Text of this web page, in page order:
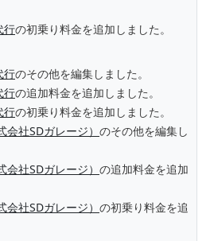
行の初乗り料金を追加しました。
行のその他を編集しました。
行の追加料金を追加しました。
行の初乗り料金を追加しました。
会社SDガレージ） のその他を編集し
会社SDガレージ） の追加料金を追加
会社SDガレージ） の初乗り料金を追